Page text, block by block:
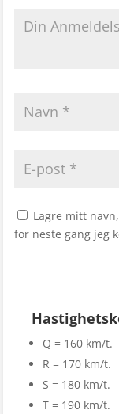
Lagre mitt
for neste gang jeg
Q = 160 km/t.
R = 170 km/t.
S = 180 km/t.
T = 190 km/t.